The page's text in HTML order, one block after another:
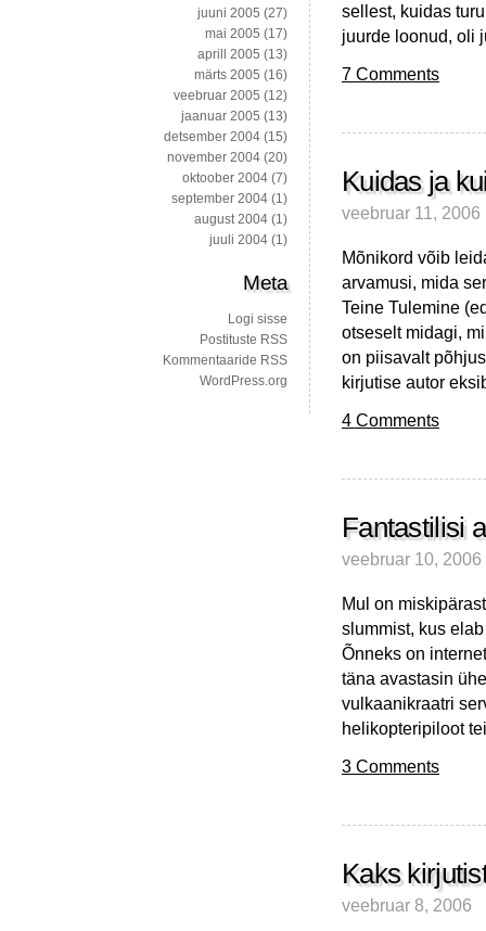
sellest, kuidas
juurde loonud, oli
7 Comments
Kuidas ja
veebruar 11, 2006
Mõnikord võib
arvamusi, mida
Teine Tulemine
otseselt midagi,
on piisavalt
kirjutise autor
4 Comments
Fantastilisi
veebruar 10, 2006
Mul on
slummist, kus
Õnneks on
täna avastasin
vulkaanikraatri
helikopteripiloot
3 Comments
Kaks
veebruar 8, 2006
juuni 2005 (27)
mai 2005 (17)
aprill 2005 (13)
märts 2005 (16)
veebruar 2005 (12)
jaanuar 2005 (13)
detsember 2004 (15)
november 2004 (20)
oktoober 2004 (7)
september 2004 (1)
august 2004 (1)
juuli 2004 (1)
Meta
Logi sisse
Postituste RSS
Kommentaaride RSS
WordPress.org